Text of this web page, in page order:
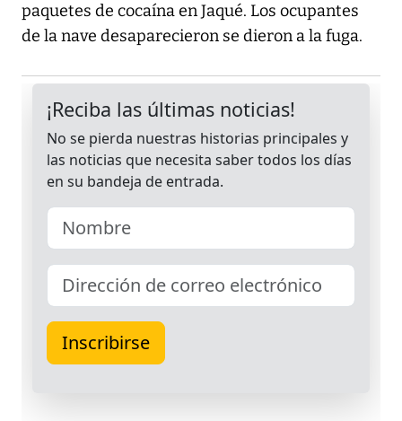
paquetes de cocaína en Jaqué. Los ocupantes
de la nave desaparecieron se dieron a la fuga.